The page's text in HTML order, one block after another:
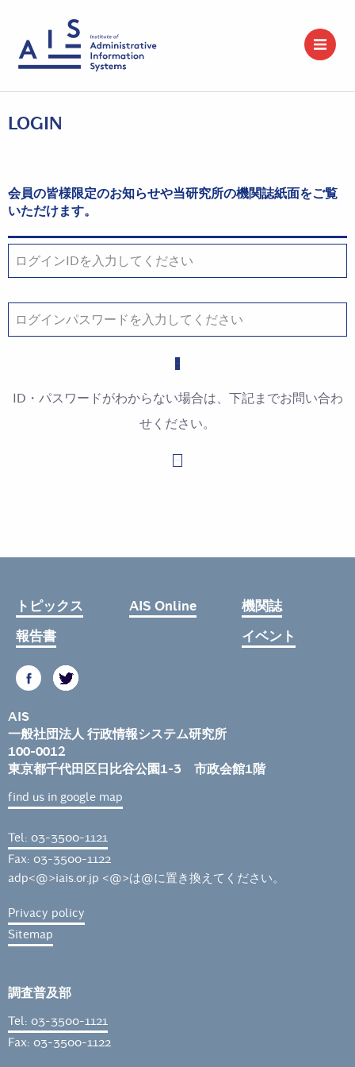
LOGIN
会員の皆様限定のお知らせや当研究所の機関誌紙面をご覧
いただけます。
ID・パスワードがわからない場合は、下記までお問い合わ
せください。
トピックス AIS Online
機関誌
報告書
イベント
AIS
一般社団法人 行政情報システム研究所
100-0012
東京都千代田区日比谷公園1-3 市政会館1階
find us in google map
Tel: 03-3500-1121
Fax: 03-3500-1122
adp<@>iais.or.jp <@>は@に置き換えてください。
Privacy policy
Sitemap
調査普及部
Tel: 03-3500-1121
Fax: 03-3500-1122